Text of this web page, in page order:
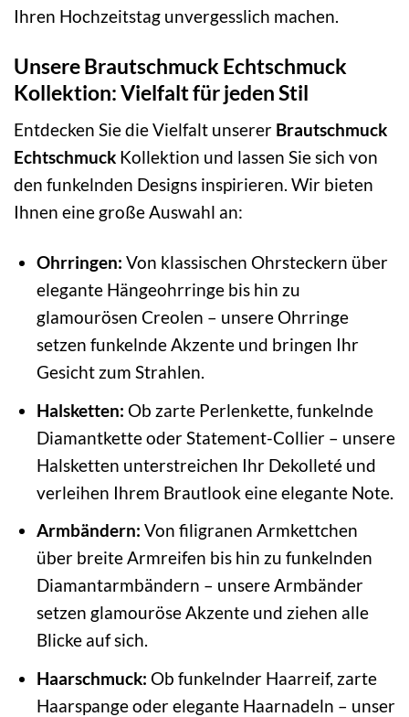
Ihren Hochzeitstag unvergesslich machen.
Unsere Brautschmuck Echtschmuck
Kollektion: Vielfalt für jeden Stil
Entdecken Sie die Vielfalt unserer Brautschmuck
Echtschmuck Kollektion und lassen Sie sich von
den funkelnden Designs inspirieren. Wir bieten
Ihnen eine große Auswahl an:
Ohrringen: Von klassischen Ohrsteckern über
elegante Hängeohrringe bis hin zu
glamourösen Creolen – unsere Ohrringe
setzen funkelnde Akzente und bringen Ihr
Gesicht zum Strahlen.
Halsketten: Ob zarte Perlenkette, funkelnde
Diamantkette oder Statement-Collier – unsere
Halsketten unterstreichen Ihr Dekolleté und
verleihen Ihrem Brautlook eine elegante Note.
Armbändern: Von filigranen Armkettchen
über breite Armreifen bis hin zu funkelnden
Diamantarmbändern – unsere Armbänder
setzen glamouröse Akzente und ziehen alle
Blicke auf sich.
Haarschmuck: Ob funkelnder Haarreif, zarte
Haarspange oder elegante Haarnadeln – unser